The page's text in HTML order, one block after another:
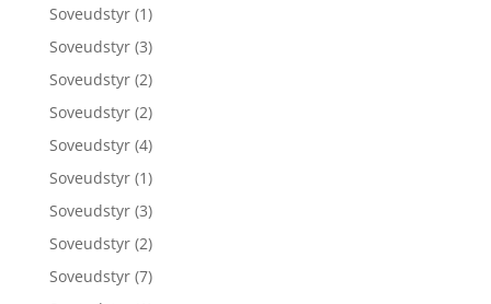
Soveudstyr (1)
Soveudstyr (3)
Soveudstyr (2)
Soveudstyr (2)
Soveudstyr (4)
Soveudstyr (1)
Soveudstyr (3)
Soveudstyr (2)
Soveudstyr (7)